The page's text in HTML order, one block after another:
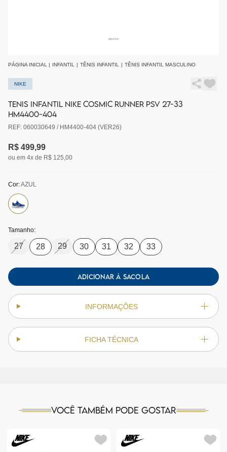
PÁGINA INICIAL | INFANTIL | TÊNIS INFANTIL | TÊNIS INFANTIL MASCULINO
NIKE
TENIS INFANTIL NIKE COSMIC RUNNER PSV 27-33
HM4400-404
REF: 060030649 / HM4400-404 (VER26)
R$ 499,99
ou em 4x de R$ 125,00
Cor:AZUL
Tamanho:
27 28 29 30 31 32 33
ADICIONAR À SACOLA
INFORMAÇÕES
FICHA TÉCNICA
Você também pode gostar